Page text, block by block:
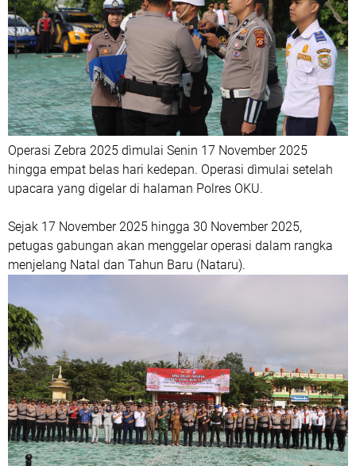
Operasi Zebra 2025 dìmulai Senin 17 November 2025
hingga empat belas hari kedepan. Operasi dìmulai setelah
upacara yang digelar di halaman Polres OKU.
Sejak 17 November 2025 hingga 30 November 2025,
petugas gabungan akan menggelar operasi dalam rangka
menjelang Natal dan Tahun Baru (Nataru).